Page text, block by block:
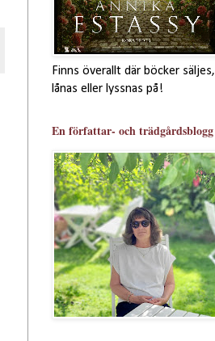
Finns överallt där böcker säljes,
lånas eller lyssnas på!
En författar- och trädgårdsblogg